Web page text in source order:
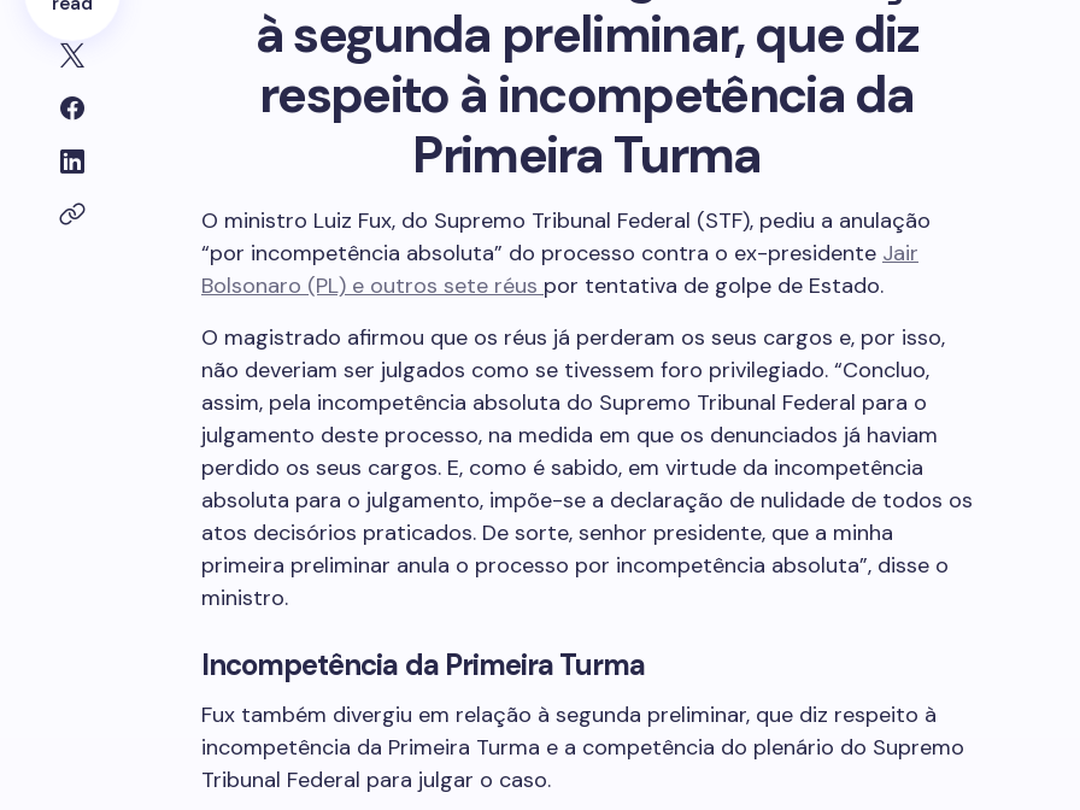
à segunda preliminar, que diz
respeito à incompetência da
Primeira Turma
O ministro Luiz Fux, do Supremo Tribunal Federal (STF), pediu a anulação
“por incompetência absoluta” do processo contra o ex-presidente Jair
Bolsonaro (PL) e outros sete réus por tentativa de golpe de Estado.
O magistrado afirmou que os réus já perderam os seus cargos e, por isso,
não deveriam ser julgados como se tivessem foro privilegiado. “Concluo,
assim, pela incompetência absoluta do Supremo Tribunal Federal para o
julgamento deste processo, na medida em que os denunciados já haviam
perdido os seus cargos. E, como é sabido, em virtude da incompetência
absoluta para o julgamento, impõe-se a declaração de nulidade de todos os
atos decisórios praticados. De sorte, senhor presidente, que a minha
primeira preliminar anula o processo por incompetência absoluta”, disse o
ministro.
Incompetência da Primeira Turma
Fux também divergiu em relação à segunda preliminar, que diz respeito à
incompetência da Primeira Turma e a competência do plenário do Supremo
Tribunal Federal para julgar o caso.